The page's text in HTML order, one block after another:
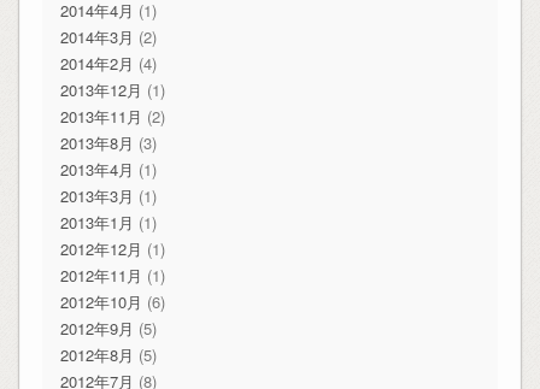
2014年4月 (1)
2014年3月 (2)
2014年2月 (4)
2013年12月 (1)
2013年11月 (2)
2013年8月 (3)
2013年4月 (1)
2013年3月 (1)
2013年1月 (1)
2012年12月 (1)
2012年11月 (1)
2012年10月 (6)
2012年9月 (5)
2012年8月 (5)
2012年7月 (8)